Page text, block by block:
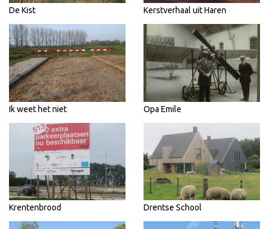
De Kist Kerstverhaal uit Haren
Ik weet het niet Opa Emile
Krentenbrood Drentse School